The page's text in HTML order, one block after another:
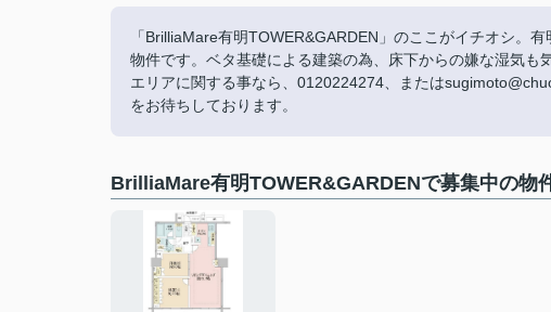
「BrilliaMare有明TOWER&GARDEN」のここがイチオシ。
物件です。ベタ基礎による建築の為、床下からの嫌な湿気
エリアに関する事なら、0120224274、または
をお待ちしております。
BrilliaMare有明TOWER&GARDENで募集中の物